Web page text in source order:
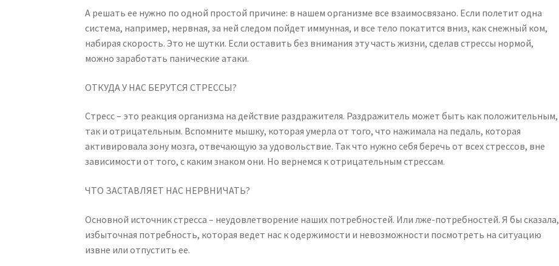
А решать ее нужно по одной простой причине: в нашем организме все взаимосвязано. Если полетит одна
система, например, нервная, за ней следом пойдет иммунная, и все тело покатится вниз, как снежный ком,
набирая скорость. Это не шутки. Если оставить без внимания эту часть жизни, сделав стрессы нормой,
можно заработать панические атаки.
ОТКУДА У НАС БЕРУТСЯ СТРЕССЫ?
Стресс – это реакция организма на действие раздражителя. Раздражитель может быть как положительным,
так и отрицательным. Вспомните мышку, которая умерла от того, что нажимала на педаль, которая
активировала зону мозга, отвечающую за удовольствие. Так что нужно себя беречь от всех стрессов, вне
зависимости от того, с каким знаком они. Но вернемся к отрицательным стрессам.
ЧТО ЗАСТАВЛЯЕТ НАС НЕРВНИЧАТЬ?
Основной источник стресса – неудовлетворение наших потребностей. Или лже-потребностей. Я бы сказала,
избыточная потребность, которая ведет нас к одержимости и невозможности посмотреть на ситуацию
извне или отпустить ее.